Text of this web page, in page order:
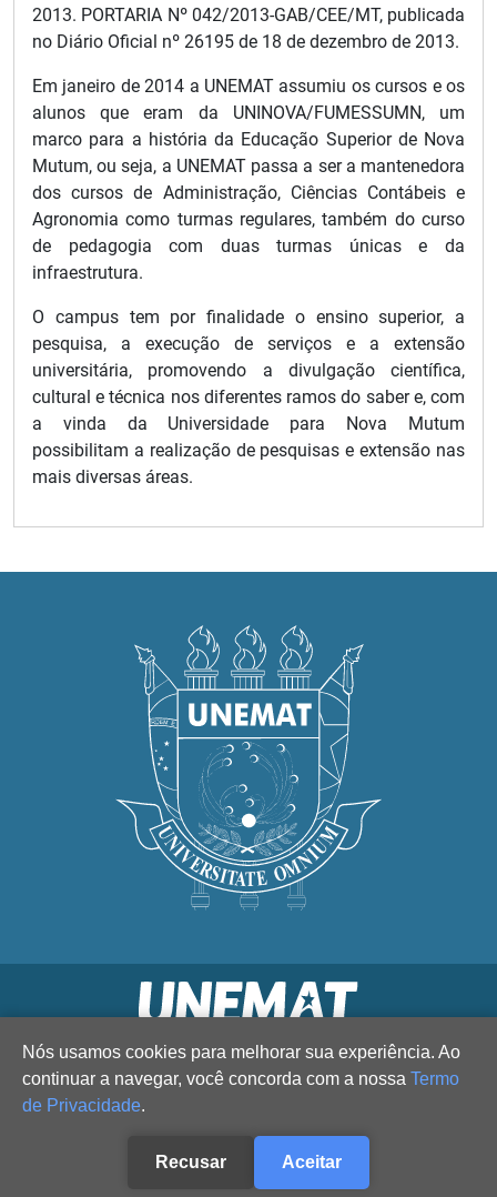
2013. PORTARIA Nº 042/2013-GAB/CEE/MT, publicada
no Diário Oficial nº 26195 de 18 de dezembro de 2013.
Em janeiro de 2014 a UNEMAT assumiu os cursos e os
alunos que eram da UNINOVA/FUMESSUMN, um
marco para a história da Educação Superior de Nova
Mutum, ou seja, a UNEMAT passa a ser a mantenedora
dos cursos de Administração, Ciências Contábeis e
Agronomia como turmas regulares, também do curso
de pedagogia com duas turmas únicas e da
infraestrutura.
O campus tem por finalidade o ensino superior, a
pesquisa, a execução de serviços e a extensão
universitária, promovendo a divulgação científica,
cultural e técnica nos diferentes ramos do saber e, com
a vinda da Universidade para Nova Mutum
possibilitam a realização de pesquisas e extensão nas
mais diversas áreas.
Nós usamos cookies para melhorar sua experiência. Ao
continuar a navegar, você concorda com a nossa Termo
de Privacidade.
Recusar Aceitar